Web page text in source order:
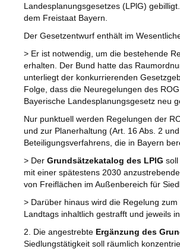
Landesplanungsgesetzes (LPlG)
dem Freistaat Bayern.
Der Gesetzentwurf enthält im
> Er ist notwendig, um die bestehende
erhalten. Der Bund hatte das
unterliegt der konkurrierenden
Folge, dass die Neuregelungen des
Bayerische Landesplanungsgesetz neu
Nur punktuell werden Regelungen der
und zur Planerhaltung (Art. 16 Abs. 2
Beteiligungsverfahrens, die in Bayern
> Der Grundsätzekatalog des LPlG
mit einer spätestens 2030
von Freiflächen im Außenbereich für
> Darüber hinaus wird die Regelung zum
Landtags inhaltlich gestrafft und jeweils
2. Die angestrebte Ergänzung des
Siedlungstätigkeit soll räumlich